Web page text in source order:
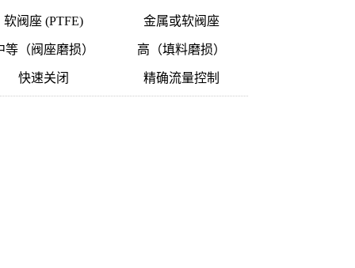
软阀座 (PTFE) 金属或软阀座
等（阀座磨损） 高（填料磨损）
快速关闭 精确流量控制